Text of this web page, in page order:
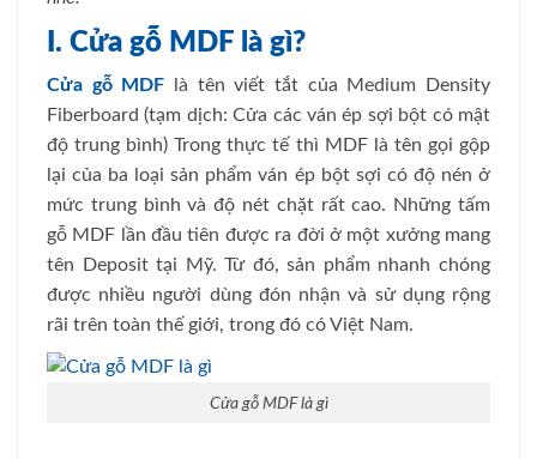
I. Cửa gỗ MDF là gì?
Cửa gỗ MDF là tên viết tắt của Medium Density
Fiberboard (tạm dịch: Cửa các ván ép sợi bột có mật
độ trung bình) Trong thực tế thì MDF là tên gọi gộp
lại của ba loại sản phẩm ván ép bột sợi có độ nén ở
mức trung bình và độ nét chặt rất cao. Những tấm
gỗ MDF lần đầu tiên được ra đời ở một xưởng mang
tên Deposit tại Mỹ. Từ đó, sản phẩm nhanh chóng
được nhiều người dùng đón nhận và sử dụng rộng
rãi trên toàn thế giới, trong đó có Việt Nam.
Cửa gỗ MDF là gì